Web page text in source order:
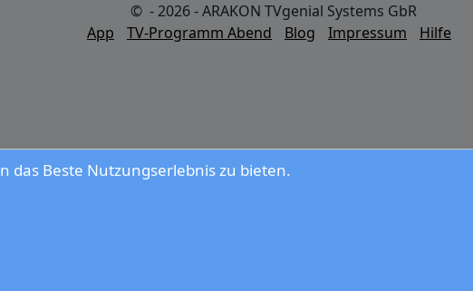
das Beste Nutzungserlebnis zu bieten.
© - 2026 - ARAKON TVgenial Systems GbR
App
TV-Programm Abend Blog Impressum Hilfe